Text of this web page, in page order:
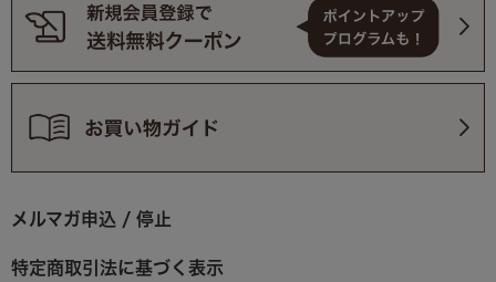
メルマガ申込 / 停止
特定商取引法に基づく表示